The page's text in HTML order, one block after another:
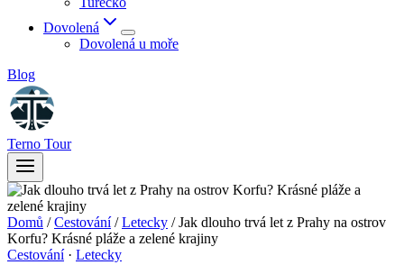
Dovolená
Dovolená u moře
Blog
Terno Tour
Domů / Cestování / Letecky / Jak dlouho trvá let z Prahy na ostrov
Korfu? Krásné pláže a zelené krajiny
Cestování· Letecky